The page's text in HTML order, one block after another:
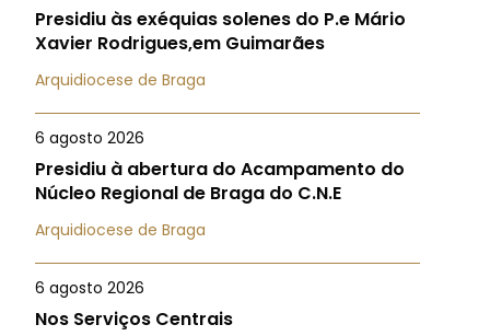
Presidiu às exéquias solenes do P.e Mário
Xavier Rodrigues,em Guimarães
Arquidiocese de Braga
6 agosto 2026
Presidiu à abertura do Acampamento do
Núcleo Regional de Braga do C.N.E
Arquidiocese de Braga
6 agosto 2026
Nos Serviços Centrais